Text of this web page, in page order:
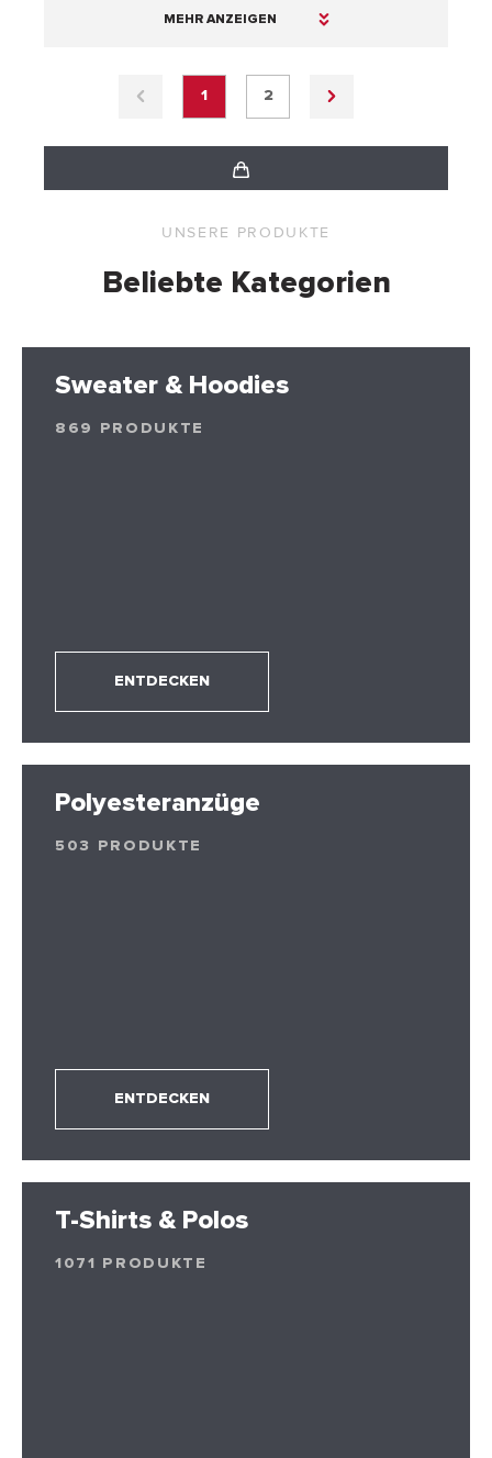
MEHR ANZEIGEN
1 2
UNSERE PRODUKTE
Beliebte Kategorien
Sweater & Hoodies
869 PRODUKTE
ENTDECKEN
Polyesteranzüge
503 PRODUKTE
ENTDECKEN
T-Shirts & Polos
1071 PRODUKTE